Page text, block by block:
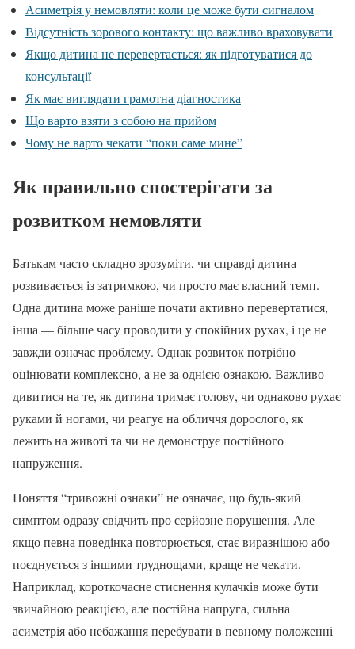
Асиметрія у немовляти: коли це може бути сигналом
Відсутність зорового контакту: що важливо враховувати
Якщо дитина не перевертається: як підготуватися до
консультації
Як має виглядати грамотна діагностика
Що варто взяти з собою на прийом
Чому не варто чекати “поки саме мине”
Як правильно спостерігати за
розвитком немовляти
Батькам часто складно зрозуміти, чи справді дитина
розвивається із затримкою, чи просто має власний темп.
Одна дитина може раніше почати активно перевертатися,
інша — більше часу проводити у спокійних рухах, і це не
завжди означає проблему. Однак розвиток потрібно
оцінювати комплексно, а не за однією ознакою. Важливо
дивитися на те, як дитина тримає голову, чи однаково рухає
руками й ногами, чи реагує на обличчя дорослого, як
лежить на животі та чи не демонструє постійного
напруження.
Поняття “тривожні ознаки” не означає, що будь-який
симптом одразу свідчить про серйозне порушення. Але
якщо певна поведінка повторюється, стає виразнішою або
поєднується з іншими труднощами, краще не чекати.
Наприклад, короткочасне стиснення кулачків може бути
звичайною реакцією, але постійна напруга, сильна
асиметрія або небажання перебувати в певному положенні